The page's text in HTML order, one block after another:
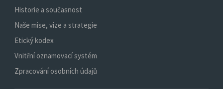
Historie a současnost
Naše mise, vize a strategie
Etický kodex
Vnitřní oznamovací systém
Zpracování osobních údajů